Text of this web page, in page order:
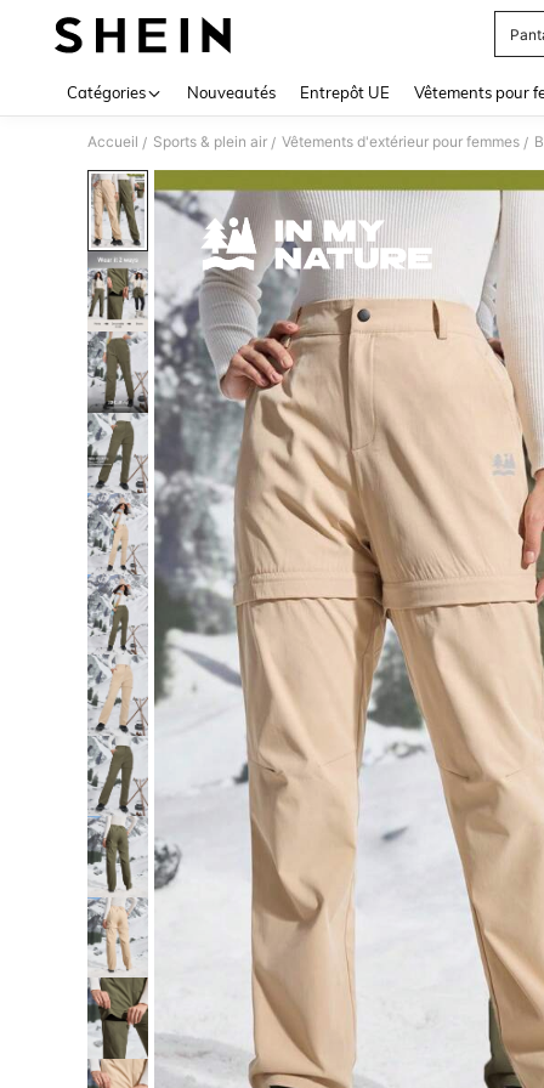
Catégories Nouveautés Entrepôt UE Vêtements pour
Accueil / Sports & plein air / Vêtements d'extérieur pour femmes /